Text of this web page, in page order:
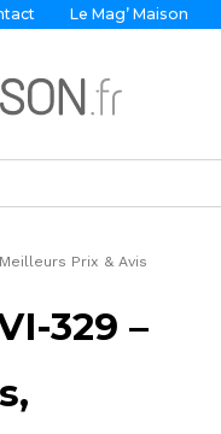
Le Mag’ Maison
Prix & Avis
329 –